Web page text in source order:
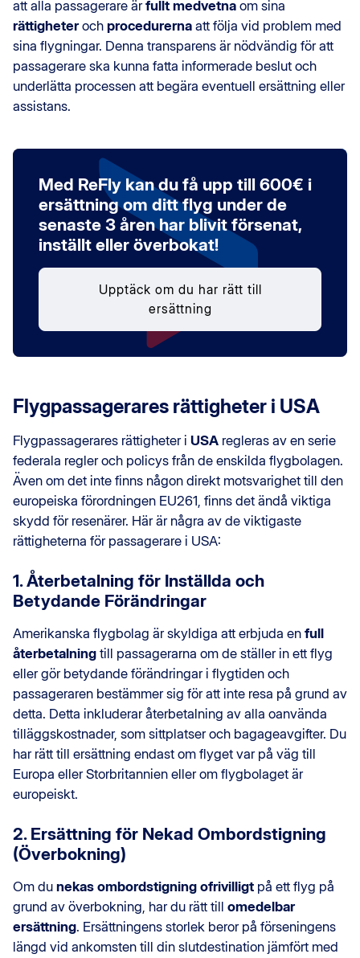
att alla passagerare ärfullt medvetna om sina
rättigheteroch procedurerna att följa vid problem med
sina flygningar. Denna transparens är nödvändig för att
passagerare ska kunna fatta informerade beslut och
underlätta processen att begära eventuell ersättning eller
assistans.
Med ReFly kan du få upp till 600€ i
ersättning om ditt flyg under de
senaste 3 åren har blivit försenat,
inställt eller överbokat!
Upptäck om du har rätt till
ersättning
Flygpassagerares rättigheter i USA
Flygpassagerares rättigheter i USA regleras av en serie
federala regler och policys från de enskilda flygbolagen.
Även om det inte finns någon direkt motsvarighet till den
europeiska förordningen EU261, finns det ändå viktiga
skydd för resenärer. Här är några av de viktigaste
rättigheterna för passagerare i USA:
1. Återbetalning för Inställda och
Betydande Förändringar
Amerikanska flygbolag är skyldiga att erbjuda en full
återbetalning till passagerarna om de ställer in ett flyg
eller gör betydande förändringar i flygtiden och
passageraren bestämmer sig för att inte resa på grund av
detta. Detta inkluderar återbetalning av alla oanvända
tilläggskostnader, som sittplatser och bagageavgifter. Du
har rätt till ersättning endast om flyget var på väg till
Europa eller Storbritannien eller om flygbolaget är
europeiskt.
2. Ersättning för Nekad Ombordstigning
(Överbokning)
Om du nekas ombordstigning ofrivilligt på ett flyg på
grund av överbokning, har du rätt till omedelbar
ersättning. Ersättningens storlek beror på förseningens
längd vid ankomsten till din slutdestination jämfört med